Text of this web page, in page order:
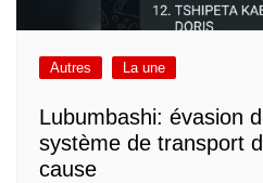
Autres La une
Lubumbashi: évasion
système de transport
cause